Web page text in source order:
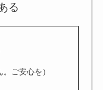
る
ご安心を）